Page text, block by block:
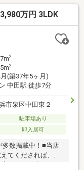
ミリーの靴が収納
階段下収納■リビ
める「床暖房」■
、お手入れのしや
手軽に使い分けら
万円 3LDK
2
2
(築37年5ヶ月)
中田駅 徒歩7分
市泉区中田東２
駐車場あり
即入居可
多数掲載中！■当店
てくだされば、お